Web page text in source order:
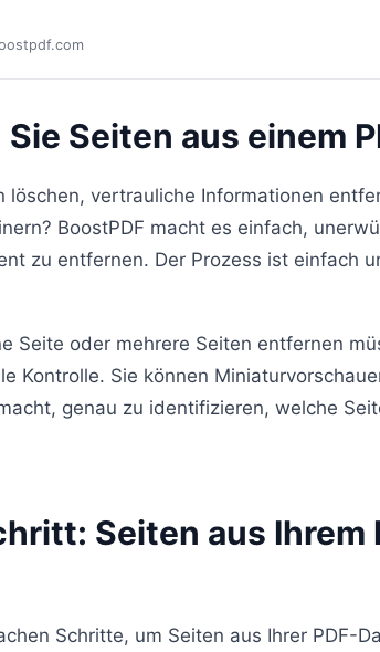
Seiten aus einem
löschen, vertrauliche Informationen
BoostPDF macht es einfach,
zu entfernen. Der Prozess ist einfach
Seite oder mehrere Seiten entfernen
Kontrolle. Sie können
genau zu identifizieren, welche
Seiten aus Ihrem
Schritte, um Seiten aus Ihrer PDF-